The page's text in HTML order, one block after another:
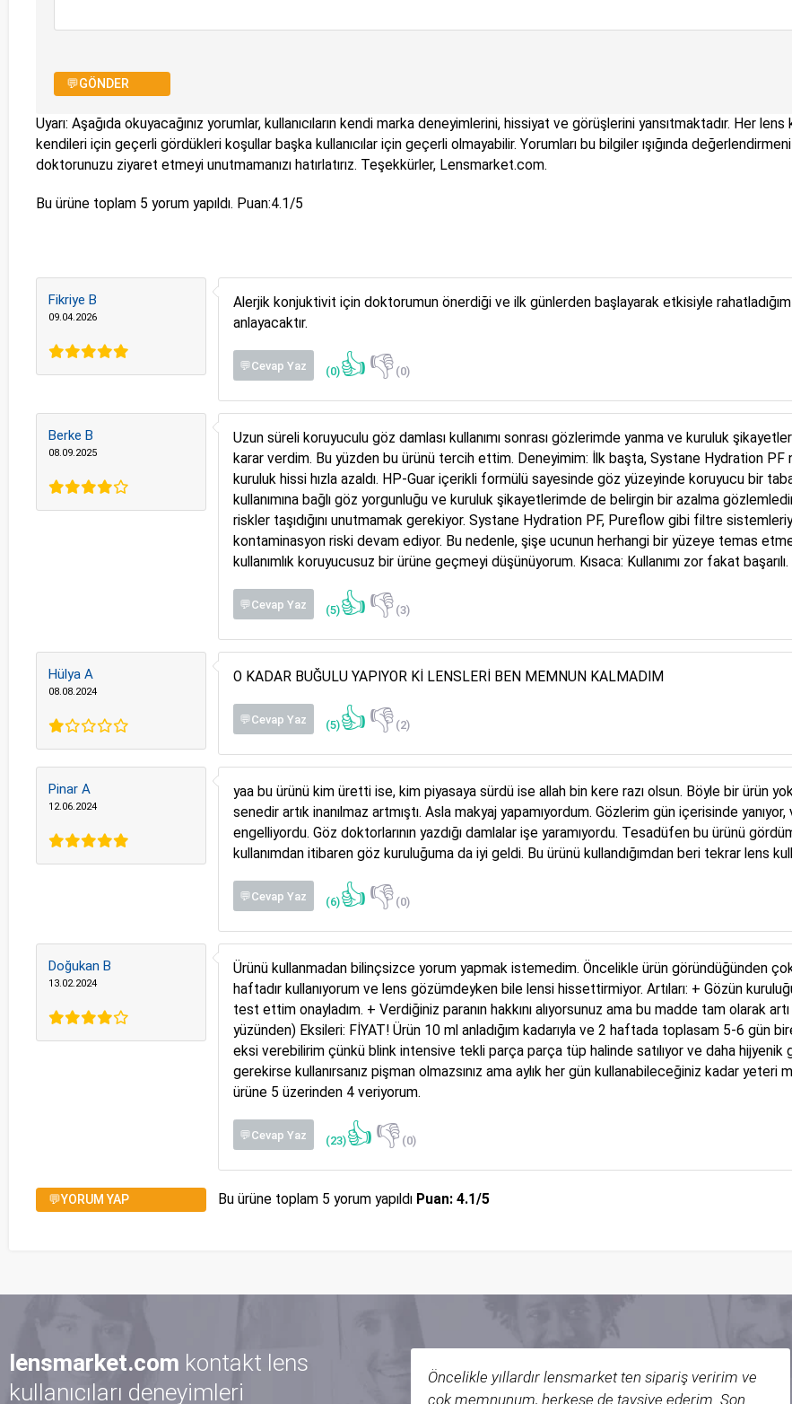
💬GÖNDER
Uyarı: Aşağıda okuyacağınız yorumlar, kullanıcıların kendi marka deneyimlerini, hissiyat ve görüşlerini yansıtmaktadır. Her
kendileri için geçerli gördükleri koşullar başka kullanıcılar için geçerli olmayabilir. Yorumları bu bilgiler ışığında
doktorunuzu ziyaret etmeyi unutmamanızı hatırlatırız. Teşekkürler, Lensmarket.com.
Bu ürüne toplam 5 yorum yapıldı. Puan:4.1/5
Fikriye B
09.04.2026
Alerjik konjuktivit için doktorumun önerdiği ve ilk günlerden başlayarak etkisiyle
anlayacaktır.
💬Cevap Yaz (0)👍👎 (0)
Berke B
08.09.2025
Uzun süreli koruyuculu göz damlası kullanımı sonrası gözlerimde yanma ve kuruluk
karar verdim. Bu yüzden bu ürünü tercih ettim. Deneyimim: İlk başta, Systane Hydration
kuruluk hissi hızla azaldı. HP-Guar içerikli formülü sayesinde göz yüzeyinde koruyucu bir
kullanımına bağlı göz yorgunluğu ve kuruluk şikayetlerimde de belirgin bir azalma
riskler taşıdığını unutmamak gerekiyor. Systane Hydration PF, Pureflow gibi filtre
kontaminasyon riski devam ediyor. Bu nedenle, şişe ucunun herhangi bir yüzeye temas
kullanımlık koruyucusuz bir ürüne geçmeyi düşünüyorum. Kısaca: Kullanımı zor fakat başarılı.
💬Cevap Yaz (5)👍👎 (3)
Hülya A
08.08.2024
O KADAR BUĞULU YAPIYOR Kİ LENSLERİ BEN MEMNUN KALMADIM
💬Cevap Yaz (5)👍👎 (2)
Pinar A
12.06.2024
yaa bu ürünü kim üretti ise, kim piyasaya sürdü ise allah bin kere razı olsun. Böyle bir ürün
senedir artık inanılmaz artmıştı. Asla makyaj yapamıyordum. Gözlerim gün içerisinde
engelliyordu. Göz doktorlarının yazdığı damlalar işe yaramıyordu. Tesadüfen bu ürünü
kullanımdan itibaren göz kuruluğuma da iyi geldi. Bu ürünü kullandığımdan beri tekrar lens
💬Cevap Yaz (6)👍👎 (0)
Doğukan B
13.02.2024
Ürünü kullanmadan bilinçsizce yorum yapmak istemedim. Öncelikle ürün göründüğünden
haftadır kullanıyorum ve lens gözümdeyken bile lensi hissettirmiyor. Artıları: + Gözün
test ettim onayladım. + Verdiğiniz paranın hakkını alıyorsunuz ama bu madde tam olarak
yüzünden) Eksileri: FİYAT! Ürün 10 ml anladığım kadarıyla ve 2 haftada toplasam 5-6 gün
eksi verebilirim çünkü blink intensive tekli parça parça tüp halinde satılıyor ve daha
gerekirse kullanırsanız pişman olmazsınız ama aylık her gün kullanabileceğiniz kadar
ürüne 5 üzerinden 4 veriyorum.
💬Cevap Yaz (23)👍👎 (0)
💬YORUM YAP Bu ürüne toplam 5 yorum yapıldı Puan: 4.1/5
lensmarket.com kontakt lens
kullanıcıları deneyimleri
Acuvue oasys ve air optix kullanmis biri olarak şunu
söylüyorum yok böyle bir lens.kesinlikle biofinity
Öncelikle yıllardır lensmarket ten sipariş veririm ve
çok memnunum, herkese de tavsiye ederim. Son